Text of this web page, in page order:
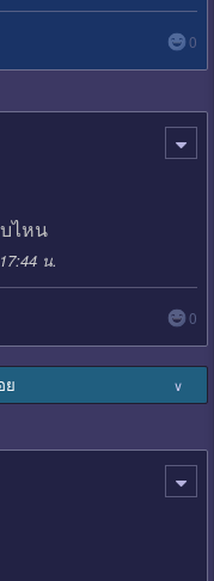
0
ไหน
น.
0
ย ∨